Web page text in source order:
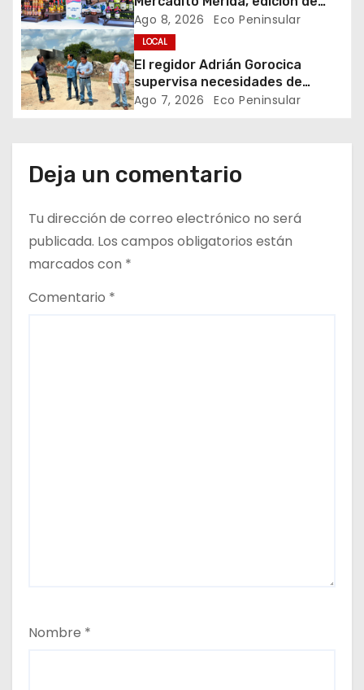
e
n
t
d
a
s
verano, en el Parque Eulogio
Rosado
Ago 8, 2026 Eco Peninsular
LOCAL
El regidor Adrián Gorocica
supervisa necesidades de
infraestructura y áreas
Ago 7, 2026 Eco Peninsular
Deja un comentario
Tu dirección de correo electrónico no será
publicada. Los campos obligatorios están
marcados con *
Comentario *
Nombre *